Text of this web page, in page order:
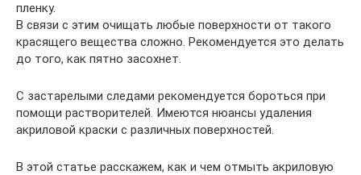
пленку.
В связи с этим очищать любые поверхности от такого
красящего вещества сложно. Рекомендуется это делать
до того, как пятно засохнет.
С застарелыми следами рекомендуется бороться при
помощи растворителей. Имеются нюансы удаления
акриловой краски с различных поверхностей.
В этой статье расскажем, как и чем отмыть акриловую